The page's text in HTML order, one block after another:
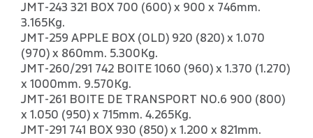
JMT-243 321 BOX 700 (600) x 900 x 746mm.
3.165Kg.
JMT-259 APPLE BOX (OLD) 920 (820) x 1.070
(970) x 860mm. 5.300Kg.
JMT-260/291 742 BOITE 1060 (960) x 1.370 (1.270)
x 1000mm. 9.570Kg.
JMT-261 BOITE DE TRANSPORT NO.6 900 (800)
x 1.050 (950) x 715mm. 4.265Kg.
JMT-291 741 BOX 930 (850) x 1.200 x 821mm.